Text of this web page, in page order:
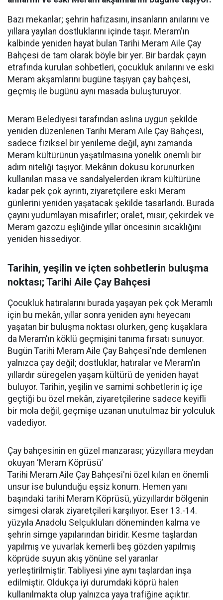
Bazı mekanlar; şehrin hafızasını, insanların anılarını ve
yıllara yayılan dostluklarını içinde taşır. Meram'ın
kalbinde yeniden hayat bulan Tarihi Meram Aile Çay
Bahçesi de tam olarak böyle bir yer. Bir bardak çayın
etrafında kurulan sohbetleri, çocukluk anılarını ve eski
Meram akşamlarını bugüne taşıyan çay bahçesi,
geçmiş ile bugünü aynı masada buluşturuyor.
Meram Belediyesi tarafından aslına uygun şekilde
yeniden düzenlenen Tarihi Meram Aile Çay Bahçesi,
sadece fiziksel bir yenileme değil, aynı zamanda
Meram kültürünün yaşatılmasına yönelik önemli bir
adım niteliği taşıyor. Mekânın dokusu korunurken
kullanılan masa ve sandalyelerden ikram kültürüne
kadar pek çok ayrıntı, ziyaretçilere eski Meram
günlerini yeniden yaşatacak şekilde tasarlandı. Burada
çayını yudumlayan misafirler; oralet, mısır, çekirdek ve
Meram gazozu eşliğinde yıllar öncesinin sıcaklığını
yeniden hissediyor.
Tarihin, yeşilin ve içten sohbetlerin buluşma
noktası; Tarihi Aile Çay Bahçesi
Çocukluk hatıralarını burada yaşayan pek çok Meramlı
için bu mekân, yıllar sonra yeniden aynı heyecanı
yaşatan bir buluşma noktası olurken, genç kuşaklara
da Meram'ın köklü geçmişini tanıma fırsatı sunuyor.
Bugün Tarihi Meram Aile Çay Bahçesi'nde demlenen
yalnızca çay değil; dostluklar, hatıralar ve Meram'ın
yıllardır süregelen yaşam kültürü de yeniden hayat
buluyor. Tarihin, yeşilin ve samimi sohbetlerin iç içe
geçtiği bu özel mekân, ziyaretçilerine sadece keyifli
bir mola değil, geçmişe uzanan unutulmaz bir yolculuk
vadediyor.
Çay bahçesinin en güzel manzarası; yüzyıllara meydan
okuyan ‘Meram Köprüsü’
Tarihi Meram Aile Çay Bahçesi'ni özel kılan en önemli
unsur ise bulunduğu eşsiz konum. Hemen yanı
başındaki tarihi Meram Köprüsü, yüzyıllardır bölgenin
simgesi olarak ziyaretçileri karşılıyor. Eser 13.-14.
yüzyıla Anadolu Selçukluları döneminden kalma ve
şehrin simge yapılarından biridir. Kesme taşlardan
yapılmış ve yuvarlak kemerli beş gözden yapılmış
köprüde suyun akış yönüne sel yaranlar
yerleştirilmiştir. Tabliyesi yine aynı taşlardan inşa
edilmiştir. Oldukça iyi durumdaki köprü halen
kullanılmakta olup yalnızca yaya trafiğine açıktır.